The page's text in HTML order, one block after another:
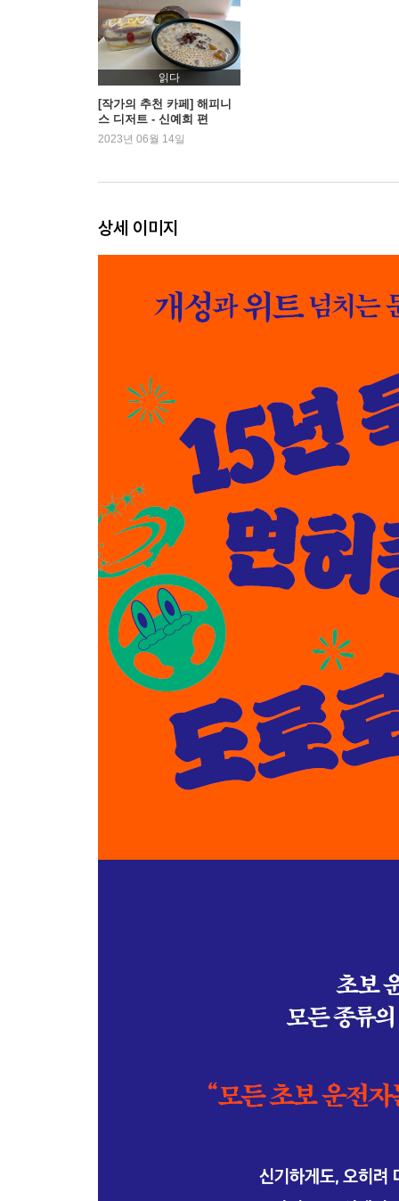
Part 3 서서히 느끼는 도로의 민낯
옵션의 늪
긁고 긁히고, 박고 박히고
성취감은 셀프
영원한 숙제, 주차
깜빡깜빡, 굽신굽신
Part 4 작은 공간이 선물한 나의 세상
나, 좀 하는 거 같은데?
epilogue
읽다
[작가의 추천 카페] 해피니
스 디저트 - 신예희 편
2023년 06월 14일
상세 이미지